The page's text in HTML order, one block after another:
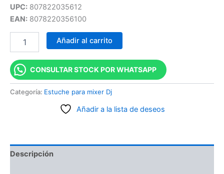
UPC: 807822035612
EAN: 8078220356100
Añadir al carrito
CONSULTAR STOCK POR WHATSAPP
Categoría: Estuche para mixer Dj
Añadir a la lista de deseos
Descripción